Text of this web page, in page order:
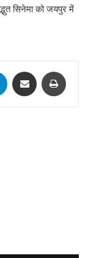
सिनेमा को जयपुर में
Telegram Share via Email